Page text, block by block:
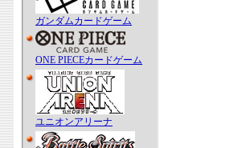
ガンダムカードゲーム
ONE PIECEカードゲーム
ユニオンアリーナ